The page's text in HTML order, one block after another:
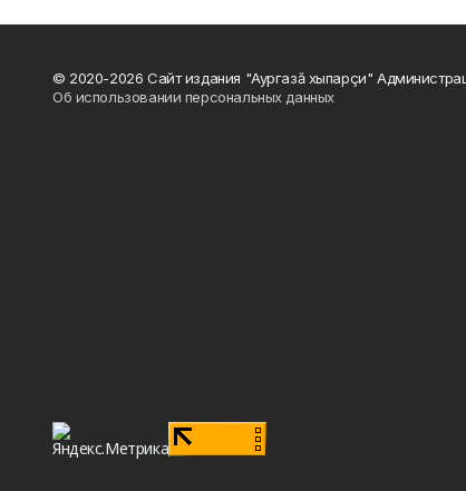
© 2020-2026 Сайт издания "Аургазă хыпарçи"
Об использовании персональных данных